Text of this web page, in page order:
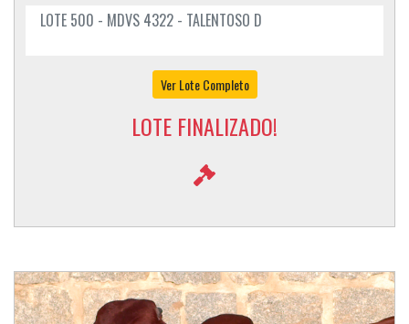
LOTE 500 - MDVS 4322 - TALENTOSO D
Ver Lote Completo
LOTE FINALIZADO!